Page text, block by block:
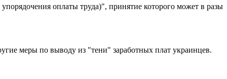
оплаты труда)", принятие которого может в разы
меры по выводу из "тени" заработных плат украинцев.